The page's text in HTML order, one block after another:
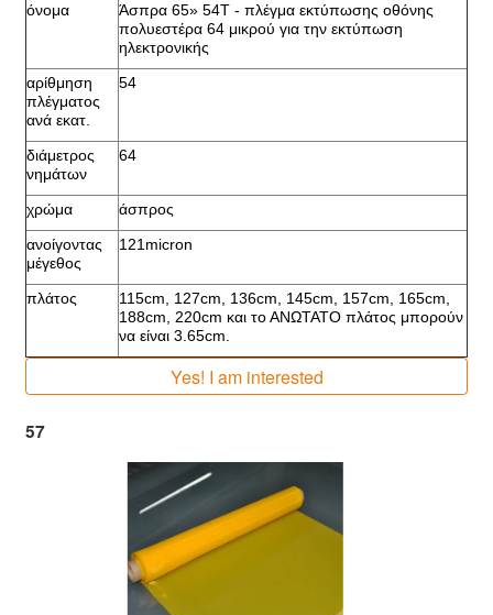
όνομα
Άσπρα 65» 54T - πλέγμα εκτύπωσης οθόνης
πολυεστέρα 64 μικρού για την εκτύπωση
ηλεκτρονικής
αρίθμηση
πλέγματος
ανά εκατ.
54
διάμετρος
νημάτων
64
χρώμα
άσπρος
ανοίγοντας
μέγεθος
121micron
πλάτος
115cm, 127cm, 136cm, 145cm, 157cm, 165cm,
188cm, 220cm και το ΑΝΩΤΑΤΟ πλάτος μπορούν
να είναι 3.65cm.
Yes! I am interested
57